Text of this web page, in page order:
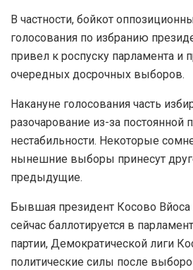
В частности, бойкот
голосования по избранию
привел к роспуску парламента и
очередных досрочных выборов.
Накануне голосования часть
разочарование из-за постоянной
нестабильности. Некоторые
нынешние выборы принесут
предыдущие.
Бывшая президент Косово Вйоса
сейчас баллотируется в
партии, Демократической лиги
политические силы после